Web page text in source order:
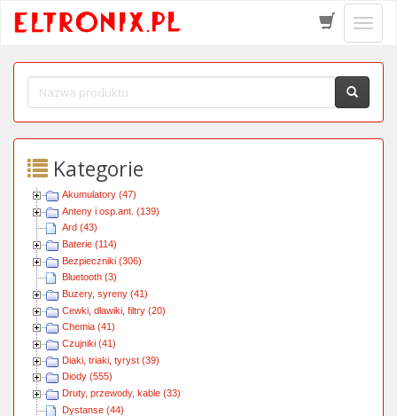
menu
Kategorie
Akumulatory (47)
Anteny i osp.ant. (139)
Ard (43)
Baterie (114)
Bezpieczniki (306)
Bluetooth (3)
Buzery, syreny (41)
Cewki, dławiki, filtry (20)
Chemia (41)
Czujniki (41)
Diaki, triaki, tyryst (39)
Diody (555)
Druty, przewody, kable (33)
Dystanse (44)